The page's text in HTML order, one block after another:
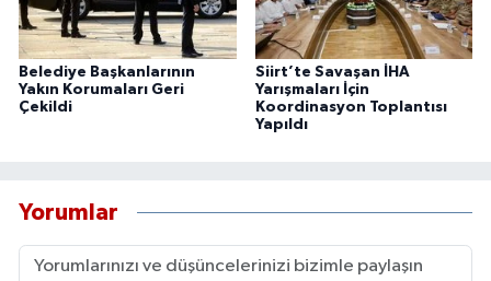
Belediye Başkanlarının
Yakın Korumaları Geri
Çekildi
Siirt’te Savaşan İHA
Yarışmaları İçin
Koordinasyon Toplantısı
Yapıldı
Yorumlar